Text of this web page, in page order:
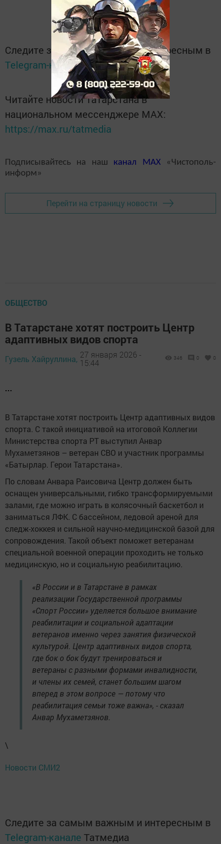
Следите за самым важным и интересным в
Telegram-каналеТатмедиа
Читайте новости Татарстана в
национальном мессенджере MАХ:
https://max.ru/tatmedia
Подписывайтесь на наш канал MAX«Чистополь-
информ»
Перейти на страницу новости
ОБЩЕСТВО
В Татарстане хотят построить Центр
адаптивных видов спорта
Гузель Хайруллина, 27 января 2026 -
15:44
346 0 0
...
В Татарстане хотят построить Центр адаптивных видов
спорта. С такой инициативой на итоговой Коллегии
Министерства спорта РТ выступил Анвар
Мухаметзянов – ветеран СВО и участник программы
«Батырлар. Герои Татарстана».
По словам Анвара Раисовича Центр должен быть
оснащен универсальными, гибко трансформируемыми
залами, где можно играть в колясочный баскетбол и
заниматься ЛФК. С бассейном, ледовой ареной для
следж-хоккея и сильной научно-медицинской базой для
сопровождения. Такой объект поможет ветеранам
специальной военной операции проходить не только
медицинскую, но и социальную реабилитацию.
«В России и в Татарстане в рамках
реализации Государственной программы
«Спорт России» уделяется большое внимание
реабилитации и социальной адаптации
ветеранов именно через занятия физической
культурой. Центр адаптивных видов спорта,
где бок о бок будут тренироваться и
ветераны с разными формами инвалидности,
и члены их семей, станет большим шагом
вперед в этом вопросе — потому что
реабилитация семьи тоже важна», - сказал
Анвар Мухаметзянов.
\
Новости СМИ2
Следите за самым важным и интересным в
Telegram-канале Татмедиа